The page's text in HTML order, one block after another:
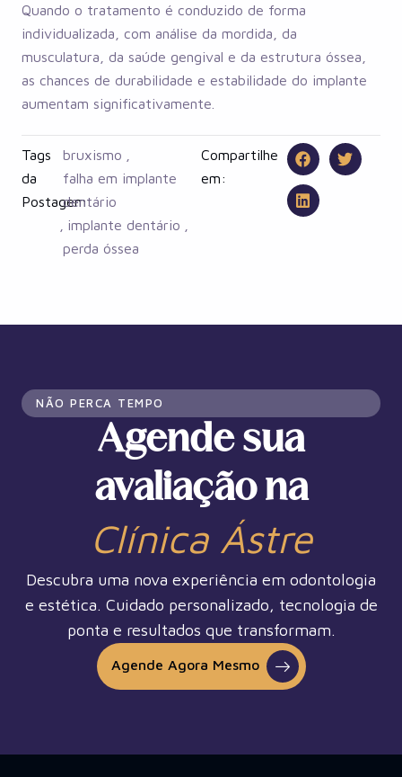
Quando o tratamento é conduzido de forma
individualizada, com análise da mordida, da
musculatura, da saúde gengival e da estrutura óssea,
as chances de durabilidade e estabilidade do implante
aumentam significativamente.
Tags
da
Postagem:
bruxismo
falha em implante
dentário
implante dentário
perda óssea
Compartilhe
em:
NÃO PERCA TEMPO
Agende sua
avaliação na
Clínica Ástre
Descubra uma nova experiência em odontologia
e estética. Cuidado personalizado, tecnologia de
ponta e resultados que transformam.
Agende Agora Mesmo